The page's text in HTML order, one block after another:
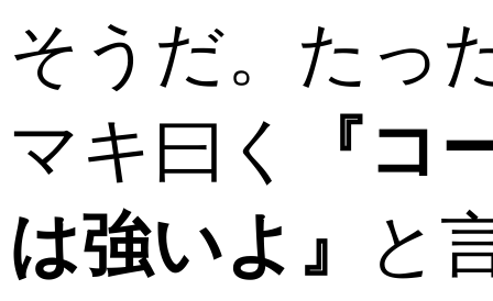
そうだ。たっ
マキ曰く
『
は強いよ』
と